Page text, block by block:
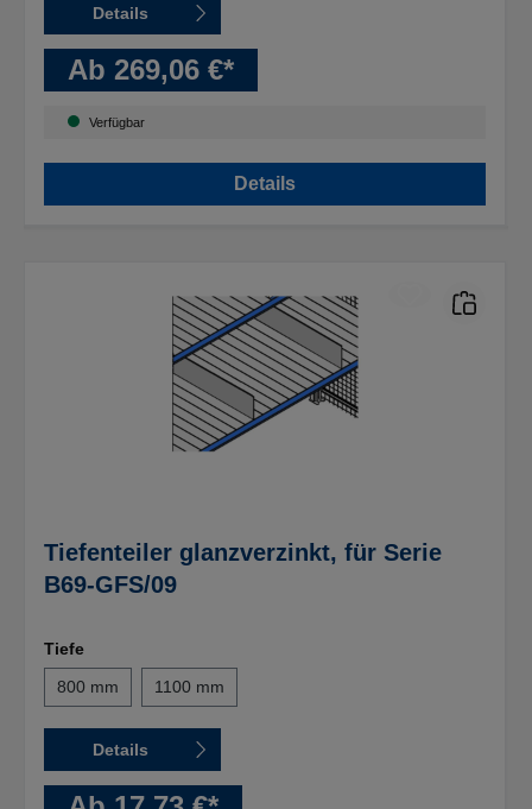
Details
Ab 269,06 €*
Verfügbar
Details
Tiefenteiler glanzverzinkt, für Serie
B69-GFS/09
Tiefe
800 mm
1100 mm
Details